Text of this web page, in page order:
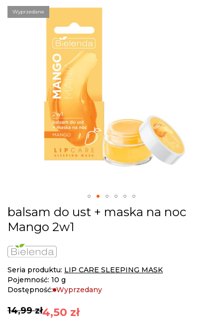
the
end
Wyprzedane
Skip
to
the
of
the
images
gallery
balsam do ust + maska na noc
Mango 2w1
Seria produktu: LIP CARE SLEEPING MASK
Pojemność: 10 g
Dostępność: Wyprzedany
4,50 zł
14,99 zł